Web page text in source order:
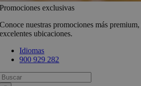
Promociones exclusivas
Conoce nuestras promociones más
excelentes ubicaciones.
Idiomas
900 929 282